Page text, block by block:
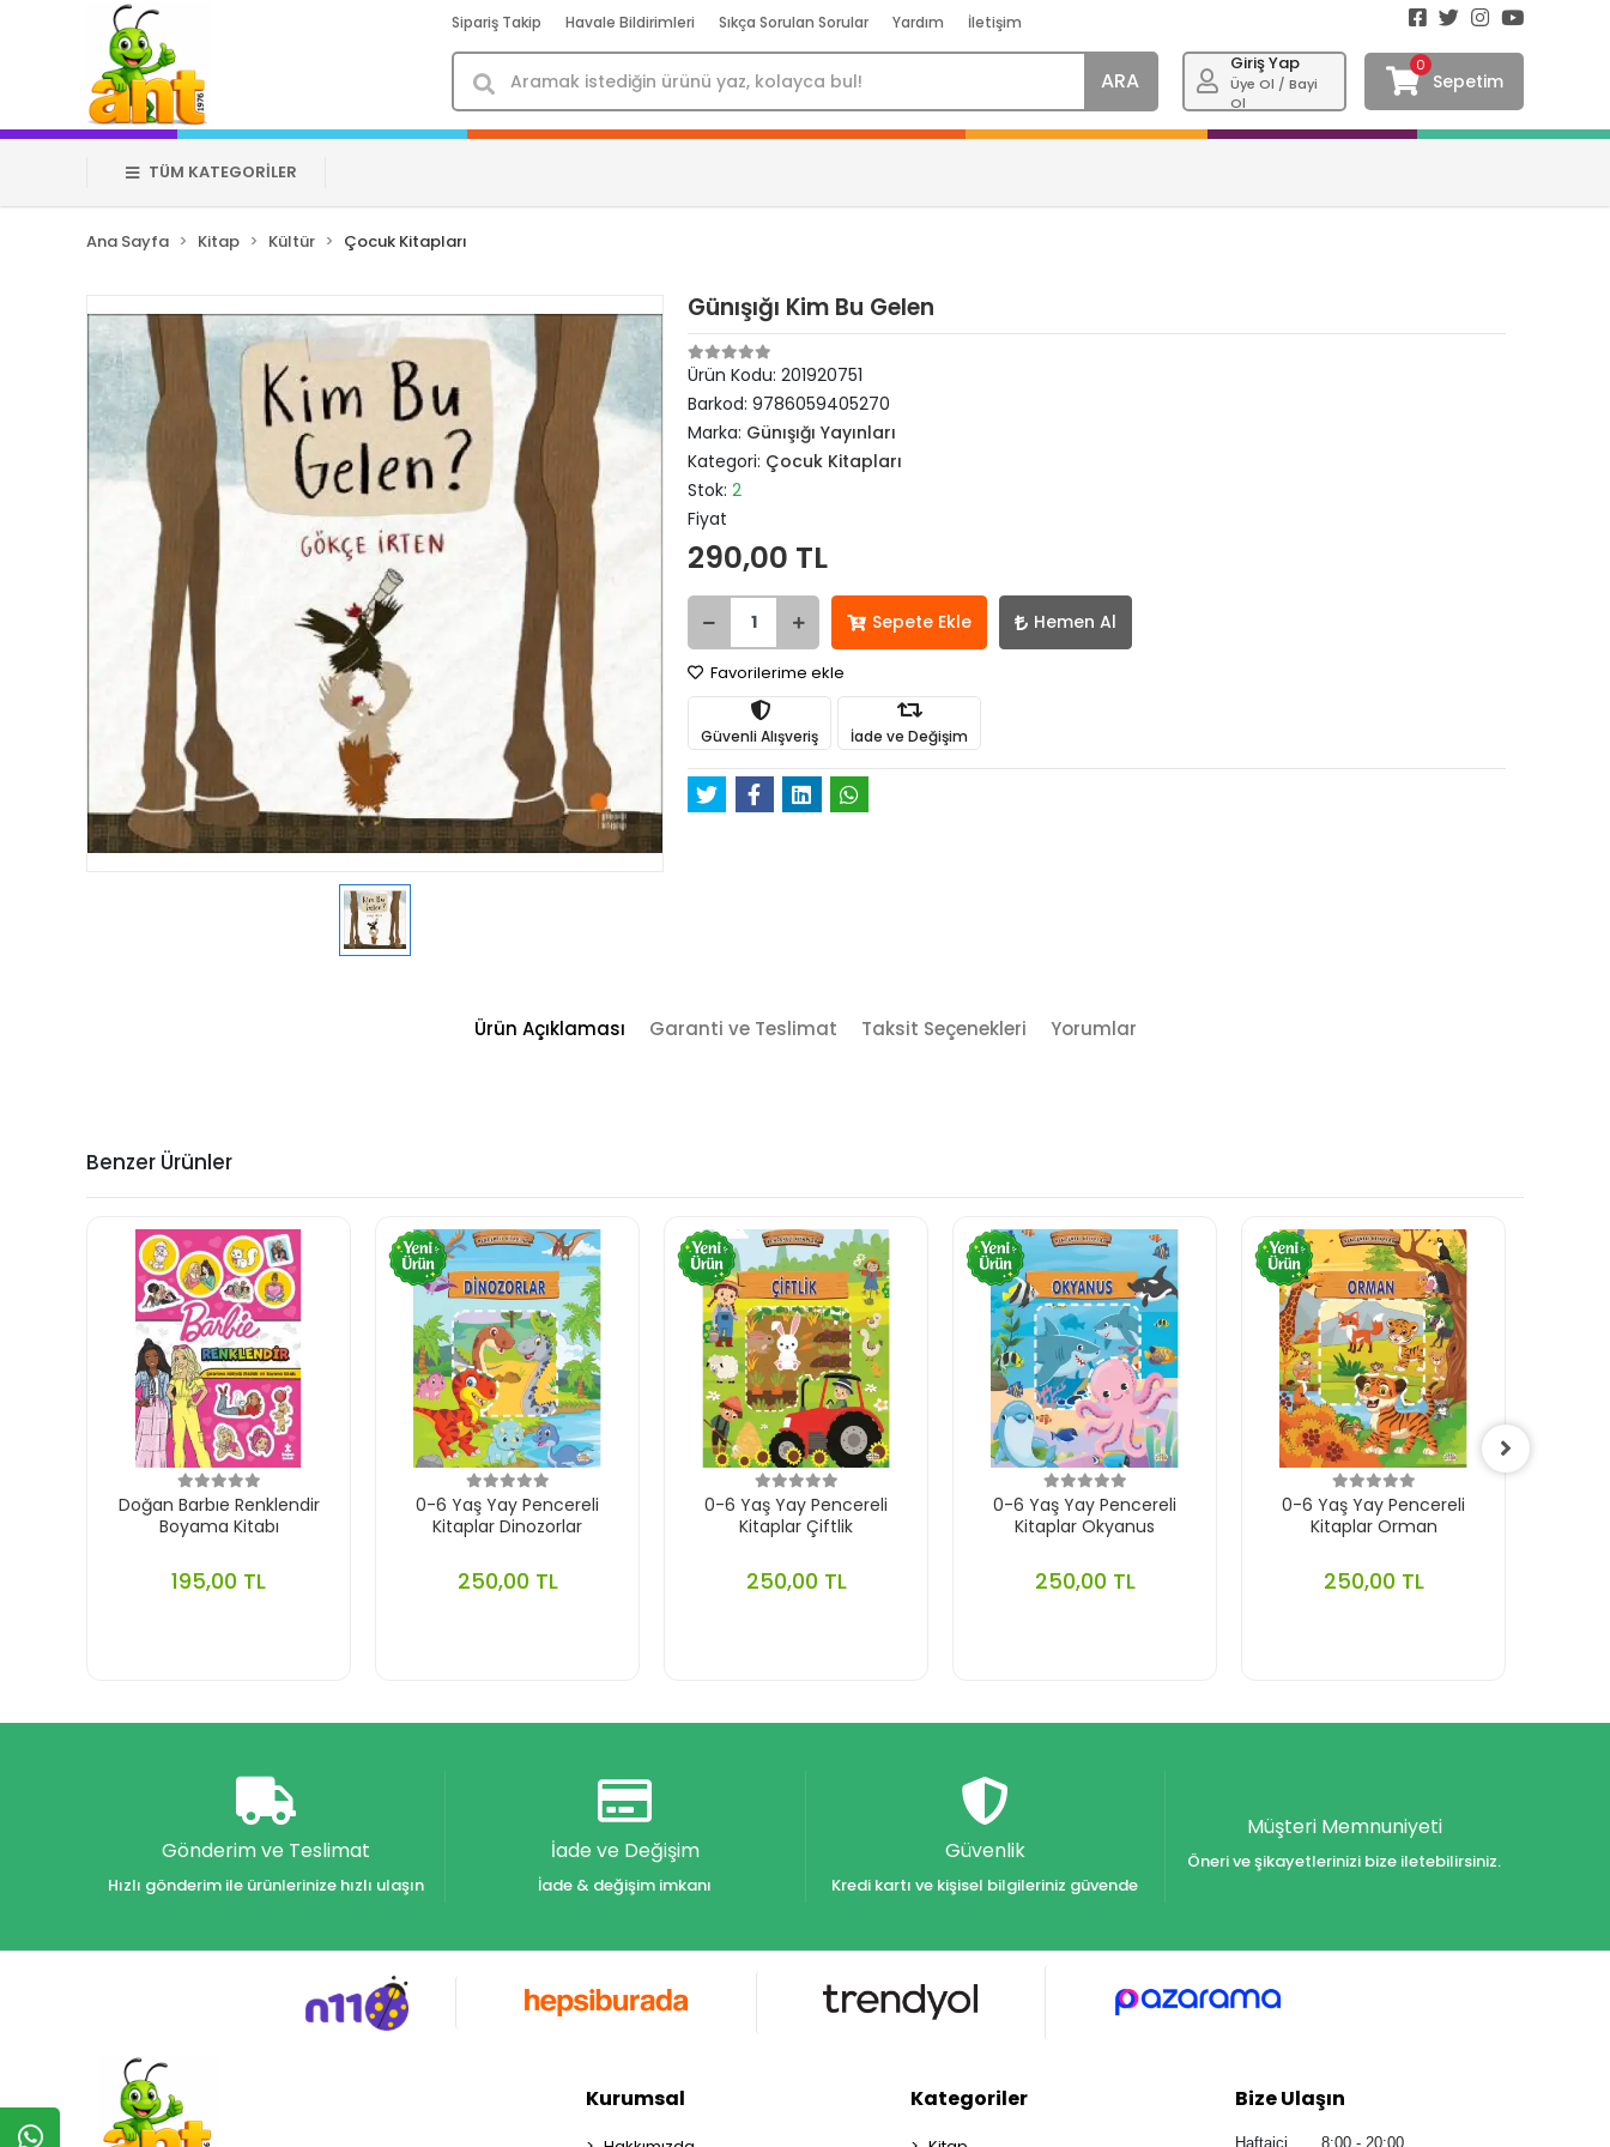
Sipariş Takip Havale Bildirimleri Sıkça Sorulan Sorular Yardım İletişim
ARA
Giriş Yap
Üye Ol / Bayi
Ol
0
Sepetim
TÜM KATEGORİLER
Ana Sayfa Kitap Kültür Çocuk Kitapları
Günışığı Kim Bu Gelen
Ürün Kodu:201920751
Barkod:9786059405270
Marka: Günışığı Yayınları
Kategori: Çocuk Kitapları
Stok:2
Fiyat
290,00 TL
Sepete Ekle Hemen Al
Favorilerime ekle
Güvenli Alışveriş İade ve Değişim
Ürün Açıklaması Garanti ve Teslimat Taksit Seçenekleri Yorumlar
Benzer Ürünler
Doğan Barbıe Renklendir
Boyama Kitabı
195,00 TL
0-6 Yaş Yay Pencereli
Kitaplar Dinozorlar
250,00 TL
0-6 Yaş Yay Pencereli
Kitaplar Çiftlik
250,00 TL
0-6 Yaş Yay Pencereli
Kitaplar Okyanus
250,00 TL
0-6 Yaş Yay Pencereli
Kitaplar Orman
250,00 TL
Gönderim ve Teslimat
Hızlı gönderim ile ürünlerinize hızlı ulaşın
İade ve Değişim
İade & değişim imkanı
Güvenlik
Kredi kartı ve kişisel bilgileriniz güvende
Müşteri Memnuniyeti
Öneri ve şikayetlerinizi bize iletebilirsiniz.
Kurumsal Kategoriler Bize Ulaşın
Haftaiçi 8:00 - 20:00